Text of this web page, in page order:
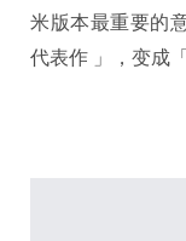
米版本最重要的
代表作 」，变成